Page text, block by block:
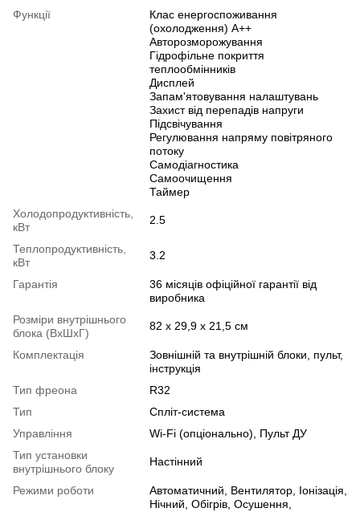
Функції
Клас енергоспоживання
(охолодження) A++
Авторозморожування
Гідрофільне покриття
теплообмінників
Дисплей
Запам'ятовування налаштувань
Захист від перепадів напруги
Підсвічування
Регулювання напряму повітряного
потоку
Самодіагностика
Самоочищення
Таймер
Холодопродуктивність,
кВт
2.5
Теплопродуктивність,
кВт
3.2
Гарантія
36 місяців офіційної гарантії від
виробника
Розміри внутрішнього
блока (ВхШхГ)
82 х 29,9 х 21,5 см
Комплектація
Зовнішній та внутрішній блоки, пульт,
інструкція
Тип фреона
R32
Тип
Спліт-система
Управління
Wi-Fi (опціонально), Пульт ДУ
Тип установки
внутрішнього блоку
Настінний
Режими роботи
Автоматичний, Вентилятор, Іонізація,
Нічний, Обігрів, Осушення,